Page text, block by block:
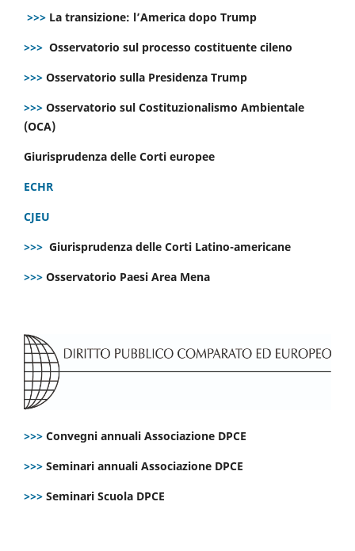
>>> La transizione: l’America dopo Trump
>>> Osservatorio sul processo costituente cileno
>>> Osservatorio sulla Presidenza Trump
>>> Osservatorio sul Costituzionalismo Ambientale
(OCA)
Giurisprudenza delle Corti europee
ECHR
CJEU
>>> Giurisprudenza delle Corti Latino-americane
>>> Osservatorio Paesi Area Mena
>>> Convegni annuali Associazione DPCE
>>> Seminari annuali Associazione DPCE
>>> Seminari Scuola DPCE